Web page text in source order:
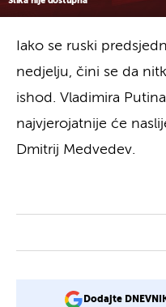
Iako se ruski
nedjelju, čini se da
ishod. Vladimira
najvjerojatnije će
Dmitrij Medvedev.
Dodajte